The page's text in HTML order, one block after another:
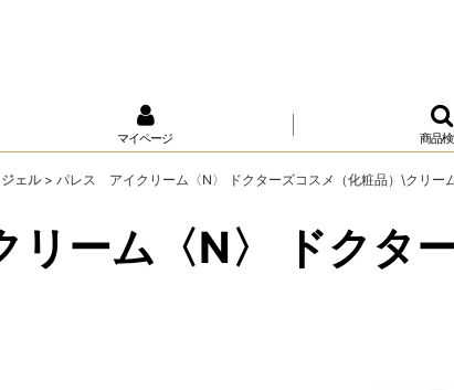
マイページ 商品
ェル > パレス アイクリーム〈N〉 ドクターズコスメ（化粧品）\クリー
ーム〈N〉 ドクタ